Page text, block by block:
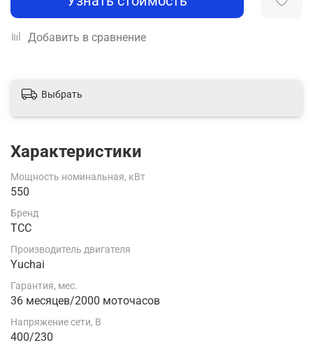
Добавить в сравнение
Выбрать
Характеристики
Мощность номинальная, кВт
550
Бренд
ТСС
Производитель двигателя
Yuchai
Гарантия, мес.
36 месяцев/2000 моточасов
Напряжение сети, В
400/230